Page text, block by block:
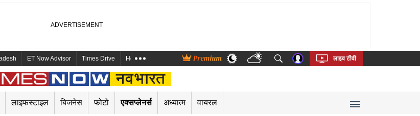
ET Now Advisor Times Drive Health and Me Marathi Bengali Telugu Tamil Kannada Malayalam
लाइव टीवी
लाइफस्टाइल बिजनेस फोटो एक्सप्लेनर्स अध्यात्म वायरल